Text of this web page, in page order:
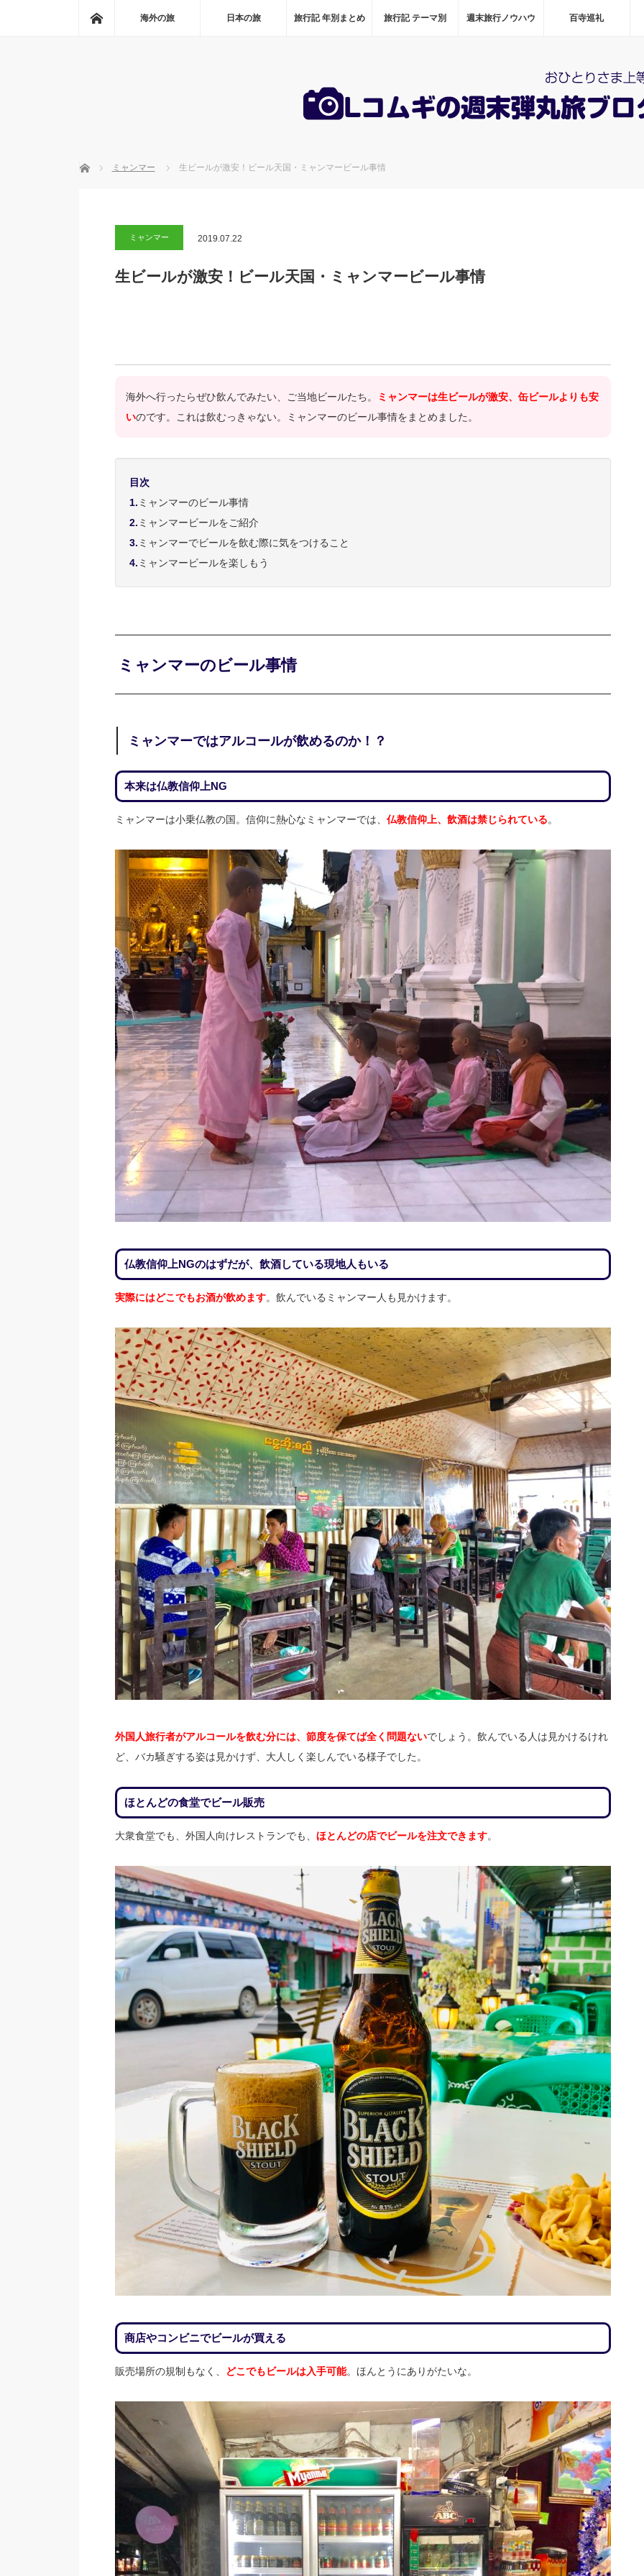
ホーム海外の旅 日本の旅 旅行記 年別まとめ 旅行記 テーマ別 週末旅行ノウハウ 百寺巡礼
ホーム ミャンマー 生ビールが激安！ビール天国・ミャンマービール事情
ミャンマー 2019.07.22
生ビールが激安！ビール天国・ミャンマービール事情
海外へ行ったらぜひ飲んでみたい、ご当地ビールたち。
ミャンマーは生ビールが激安、缶ビールよりも安
いのです。これは飲むっきゃない。ミャンマーのビール事情をまとめました。
目次
1. ミャンマーのビール事情
2. ミャンマービールをご紹介
3. ミャンマーでビールを飲む際に気をつけること
4. ミャンマービールを楽しもう
ミャンマーのビール事情
ミャンマーではアルコールが飲めるのか！？
本来は仏教信仰上NG
ミャンマーは小乗仏教の国。信仰に熱心なミャンマーでは、 仏教信仰上、飲酒は禁じられている。
仏教信仰上NGのはずだが、飲酒している現地人もいる
実際にはどこでもお酒が飲めます。飲んでいるミャンマー人も見かけます。
外国人旅行者がアルコールを飲む分には、節度を保てば全く問題ないでしょう。飲んでいる人は見かけるけれ
ど、バカ騒ぎする姿は見かけず、大人しく楽しんでいる様子でした。
ほとんどの食堂でビール販売
大衆食堂でも、外国人向けレストランでも、 ほとんどの店でビールを注文できます。
商店やコンビニでビールが買える
販売場所の規制もなく、 どこでもビールは入手可能。ほんとうにありがたいな。